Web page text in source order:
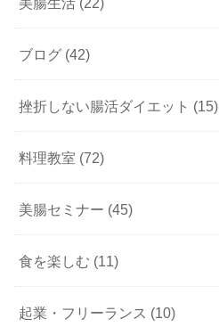
ブログ (42)
挫折しない腸活ダイエット (15)
料理教室 (72)
美腸セミナー (45)
食を楽しむ (11)
起業・フリーランス (10)